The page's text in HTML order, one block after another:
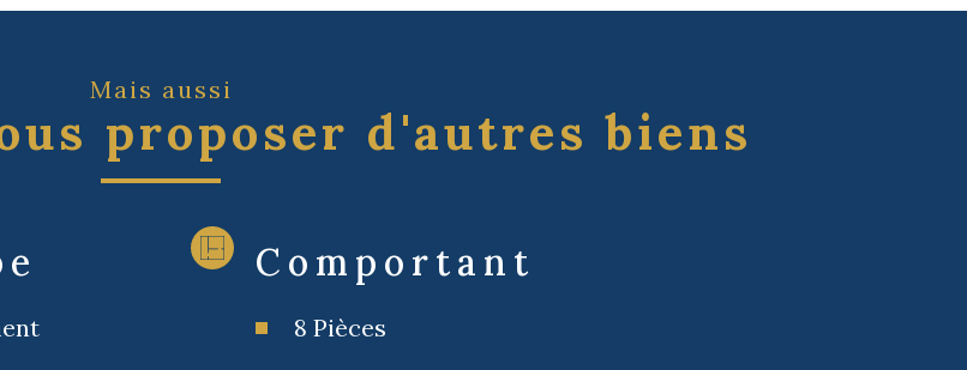
Mais aussi
proposer d'autres biens
Comportant
8 Pièces